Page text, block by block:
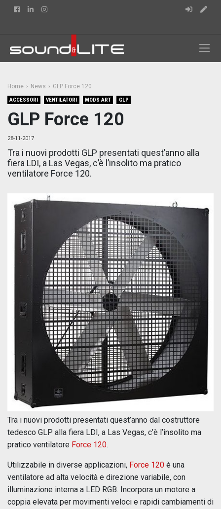
FacebookLinkedin
Home News GLP Force 120
ACCESSORI VENTILATORI MODS ART GLP
GLP Force 120
28-11-2017
Tra i nuovi prodotti GLP presentati quest’anno alla
fiera LDI, a Las Vegas, c’è l’insolito ma pratico
ventilatore Force 120.
Tra i nuovi prodotti presentati quest’anno dal costruttore
tedesco GLP alla fiera LDI, a Las Vegas, c’è l’insolito ma
pratico ventilatore Force 120.
Utilizzabile in diverse applicazioni, Force 120 è una
ventilatore ad alta velocità e direzione variabile, con
illuminazione interna a LED RGB. Incorpora un motore a
coppia elevata per movimenti veloci e rapidi cambiamenti di